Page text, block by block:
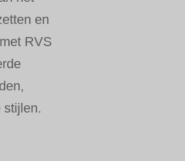
en
RVS
stijlen.